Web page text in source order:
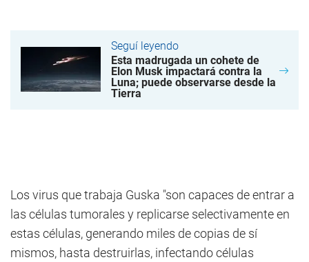
Seguí leyendo
Esta madrugada un cohete de
Elon Musk impactará contra la
Luna; puede observarse desde la
Tierra
Los virus que trabaja Guska "son capaces de entrar a
las células tumorales y replicarse selectivamente en
estas células, generando miles de copias de sí
mismos, hasta destruirlas, infectando células